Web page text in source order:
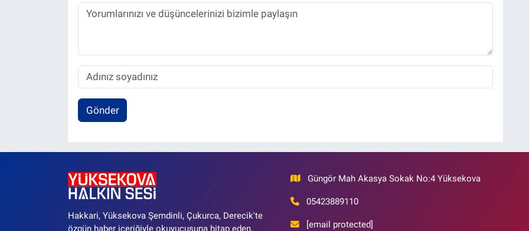
Gönder
Hakkari, Yüksekova Şemdinli, Çukurca, Derecik'te
özgün haber içeriğiyle okuyucusuna hitap eden,
Güngör Mah Akasya Sokak No:4 Yüksekova
05423889110
[email protected]